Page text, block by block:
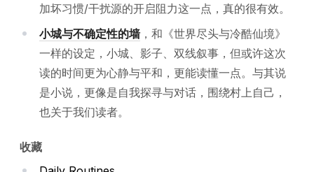
加坏习惯/干扰源的开启阻力这一点，真的很有效。
小城与不确定性的墙，和《世界尽头与冷酷仙境》
一样的设定，小城、影子、双线叙事，但或许这次
读的时间更为心静与平和，更能读懂一点。与其说
是小说，更像是自我探寻与对话，围绕村上自己，
也关于我们读者。
收藏